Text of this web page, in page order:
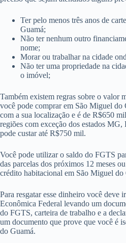
Você pode se inscrever no cadastro
pelo Serasa Experian que permite que
identifiquem com mais facilidade os
Guamá.
7. Use seu FGTS
Talvez você não saiba, mas pode pedir
por Tempo de Serviço seja liberado
São Miguel do Guamá por meio de
preciso que sejam atendidos alguns
Guamá;
Não ter nenhum outro
nome;
Não ter uma propriedade na
o imóvel;
Também existem regras sobre o valor
você pode comprar em São Miguel do